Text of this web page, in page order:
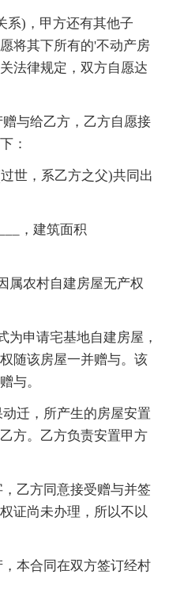
)，甲方还有其他子
将其下所有的'不动产房
法律规定，双方自愿达
与给乙方，乙方自愿接
：
，系乙方之父)共同出
，建筑面积
农村自建房屋无产权
申请宅基地自建房屋，
随该房屋一并赠与。该
与。
迁，所产生的房屋安置
方。乙方负责安置甲方
乙方同意接受赠与并签
证尚未办理，所以不以
本合同在双方签订经村